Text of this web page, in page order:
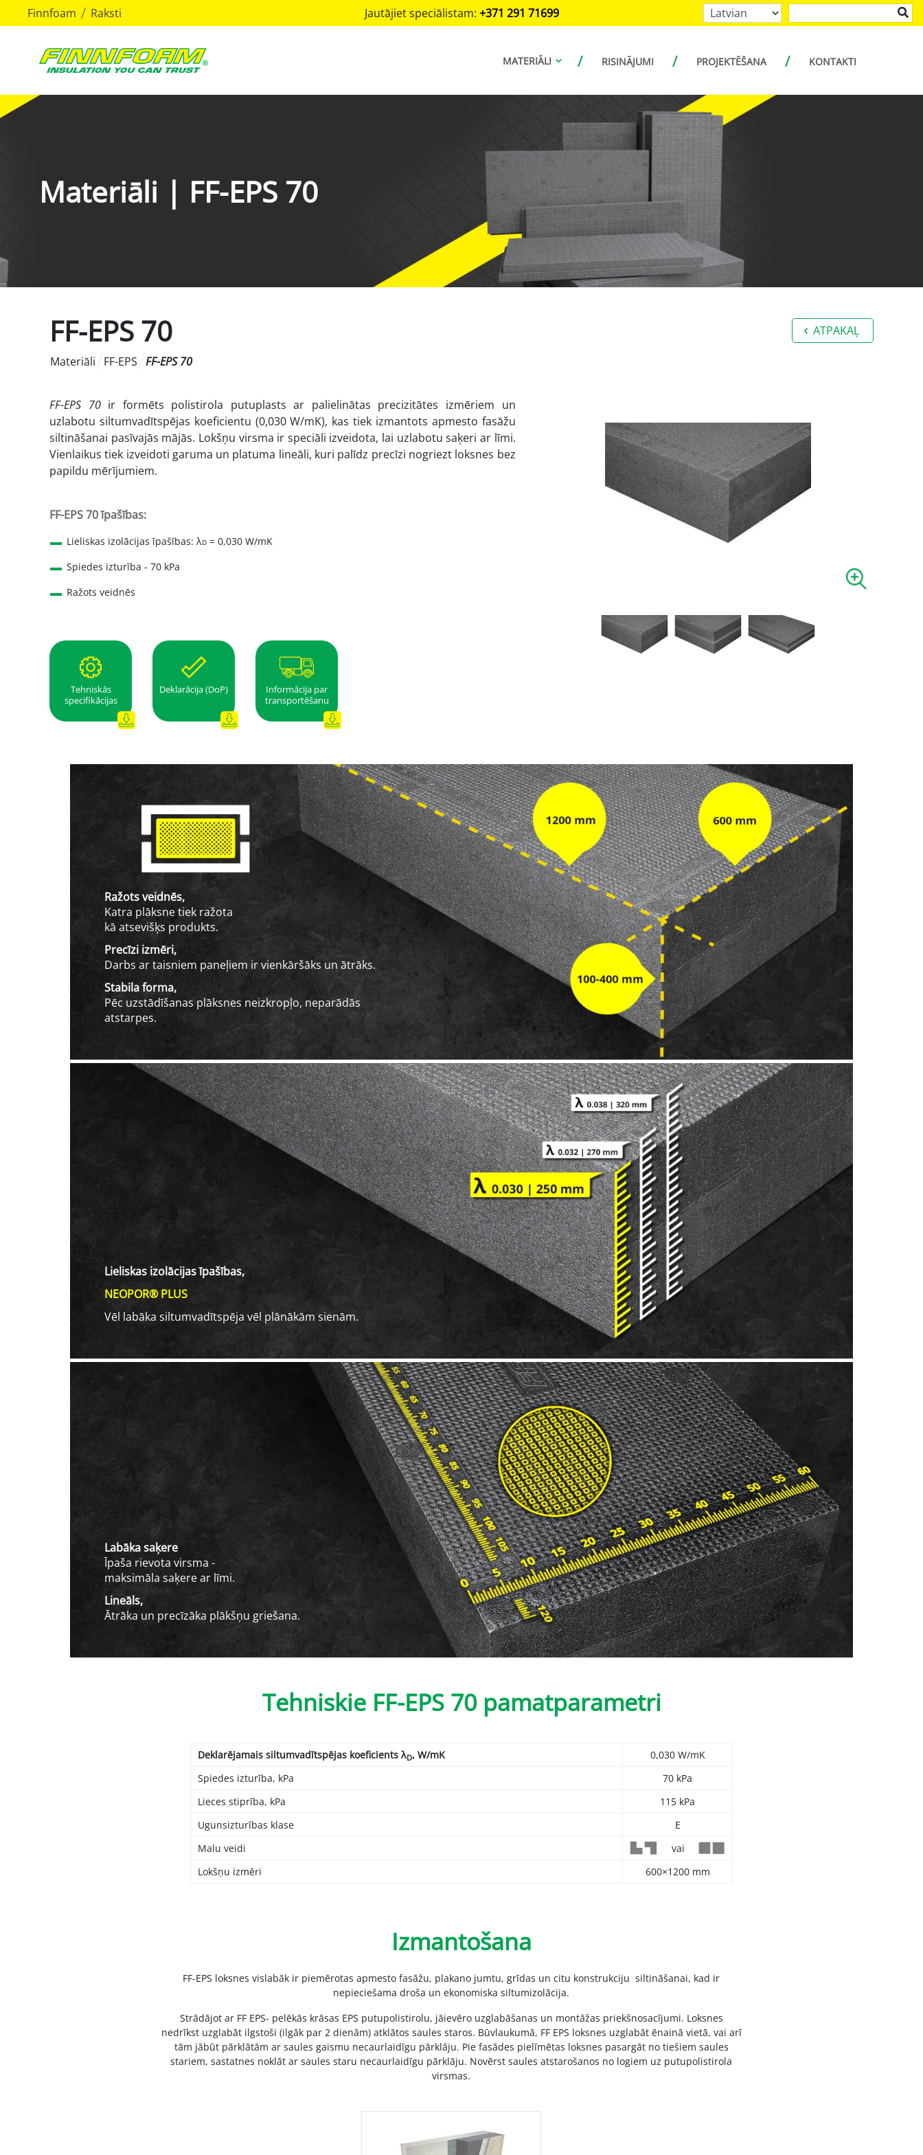
Finnfoam Raksti Jautājiet speciālistam: +371 291 71699
MATERIĀLI RISINĀJUMI PROJEKTĒŠANA KONTAKTI
Materiāli | FF-EPS 70
FF-EPS 70
Materiāli FF-EPS FF-EPS 70
ATPAKAĻ
FF-EPS 70ir formēts polistirola putuplasts ar palielinātas precizitātes izmēriem un
uzlabotu siltumvadītspējas koeficientu (0,030 W/mK), kas tiek izmantots apmesto fasāžu
siltināšanai pasīvajās mājās. Lokšņu virsma ir speciāli izveidota, lai uzlabotu saķeri ar līmi.
Vienlaikus tiek izveidoti garuma un platuma lineāli, kuri palīdz precīzi nogriezt loksnes bez
papildu mērījumiem.
FF-EPS 70 īpašības:
Lieliskas izolācijas īpašības: λD = 0,030 W/mK
Spiedes izturība - 70 kPa
Ražots veidnēs
Tehniskās
specifikācijas
Deklarācija (DoP)
Informācija par
transportēšanu
Ražots veidnēs,
Katra plāksne tiek ražota
kā atsevišķs produkts.
Precīzi izmēri,
Darbs ar taisniem paneļiem ir vienkāršāks un ātrāks.
Stabila forma,
Pēc uzstādīšanas plāksnes neizkropļo, neparādās
atstarpes.
Lieliskas izolācijas īpašības,
NEOPOR® PLUS
Vēl labāka siltumvadītspēja vēl plānākām sienām.
Labāka saķere
Īpaša rievota virsma -
maksimāla saķere ar līmi.
Lineāls,
Ātrāka un precīzāka plākšņu griešana.
Tehniskie FF-EPS 70 pamatparametri
Deklarējamais siltumvadītspējas koeficients λD, W/mK
0,030 W/mK
Spiedes izturība, kPa
70 kPa
Lieces stiprība, kPa
115 kPa
Ugunsizturības klase
E
Malu veidi
vai
Lokšņu izmēri
600×1200 mm
Izmantošana
FF-EPS loksnes vislabāk ir piemērotas apmesto fasāžu, plakano jumtu, grīdas un citu konstrukciju siltināšanai, kad ir
nepieciešama droša un ekonomiska siltumizolācija.
Strādājot ar FF EPS- pelēkās krāsas EPS putupolistirolu, jāievēro uzglabāšanas un montāžas priekšnosacījumi. Loksnes
nedrīkst uzglabāt ilgstoši (ilgāk par 2 dienām) atklātos saules staros. Būvlaukumā, FF EPS loksnes uzglabāt ēnainā vietā, vai arī
tām jābūt pārklātām ar saules gaismu necaurlaidīgu pārklāju. Pie fasādes pielīmētas loksnes pasargāt no tiešiem saules
stariem, sastatnes noklāt ar saules staru necaurlaidīgu pārklāju. Novērst saules atstarošanos no logiem uz putupolistirola
virsmas.